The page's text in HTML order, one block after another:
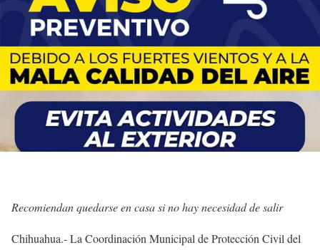
Recomiendan quedarse en casa si no hay necesidad de salir
Chihuahua.- La Coordinación Municipal de Protección Civil del